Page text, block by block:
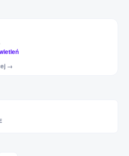
→